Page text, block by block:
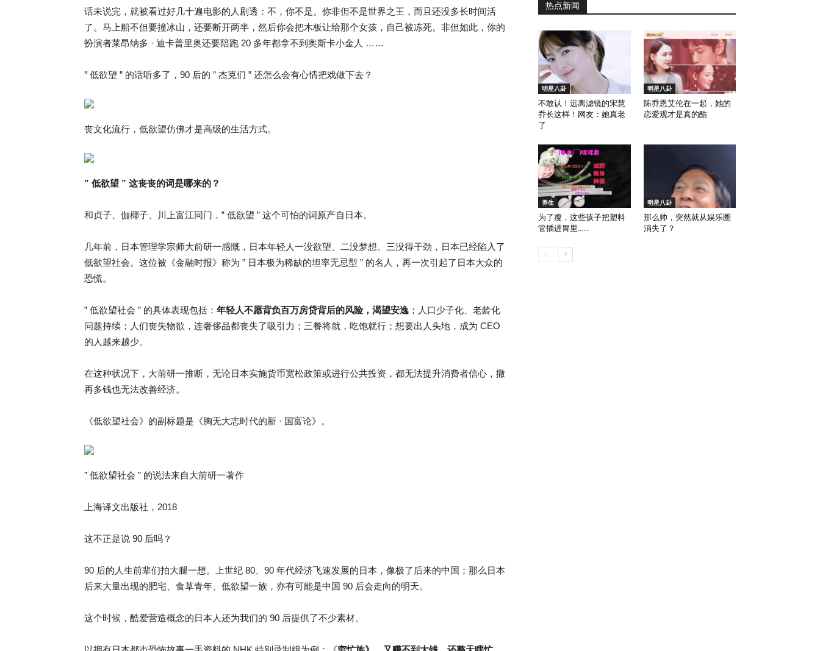
话未说完，就被看过好几十遍电影的人剧透：不，你不是。你非但不是世界之王，而且还没多长时间活
了。马上船不但要撞冰山，还要断开两半，然后你会把木板让给那个女孩，自己被冻死。非但如此，你的
扮演者莱昂纳多 · 迪卡普里奥还要陪跑 20 多年都拿不到奥斯卡小金人 ……
” 低欲望 ” 的话听多了，90 后的 ” 杰克们 ” 还怎么会有心情把戏做下去？
丧文化流行，低欲望仿佛才是高级的生活方式。
” 低欲望 ” 这丧丧的词是哪来的？
和贞子、伽椰子、川上富江同门，” 低欲望 ” 这个可怕的词原产自日本。
几年前，日本管理学宗师大前研一感慨，日本年轻人一没欲望、二没梦想、三没得干劲，日本已经陷入了
低欲望社会。这位被《金融时报》称为 ” 日本极为稀缺的坦率无忌型 ” 的名人，再一次引起了日本大众的
恐慌。
” 低欲望社会 ” 的具体表现包括： 年轻人不愿背负百万房贷背后的风险，渴望安逸 ；人口少子化、老龄化
问题持续；人们丧失物欲，连奢侈品都丧失了吸引力；三餐将就，吃饱就行；想要出人头地，成为 CEO
的人越来越少。
在这种状况下，大前研一推断，无论日本实施货币宽松政策或进行公共投资，都无法提升消费者信心，撒
再多钱也无法改善经济。
《低欲望社会》的副标题是《胸无大志时代的新 · 国富论》。
” 低欲望社会 ” 的说法来自大前研一著作
上海译文出版社，2018
这不正是说 90 后吗？
90 后的人生前辈们拍大腿一想。上世纪 80、90 年代经济飞速发展的日本，像极了后来的中国；那么日本
后来大量出现的肥宅、食草青年、低欲望一族，亦有可能是中国 90 后会走向的明天。
这个时候，酷爱营造概念的日本人还为我们的 90 后提供了不少素材。
热点新闻
明星八卦
不敢认！远离滤镜的宋慧
乔长这样！网友：她真老
了
明星八卦
陈乔恩艾伦在一起，她的
恋爱观才是真的酷
养生
为了瘦，这些孩子把塑料
管插进胃里……
明星八卦
那么帅，突然就从娱乐圈
消失了？